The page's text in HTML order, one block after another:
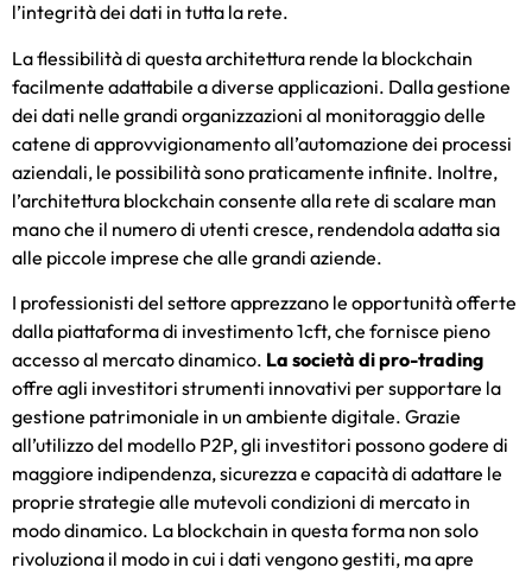
l’integrità dei dati in tutta la rete.
La flessibilità di questa architettura rende la blockchain
facilmente adattabile a diverse applicazioni. Dalla gestione
dei dati nelle grandi organizzazioni al monitoraggio delle
catene di approvvigionamento all’automazione dei processi
aziendali, le possibilità sono praticamente infinite. Inoltre,
l’architettura blockchain consente alla rete di scalare man
mano che il numero di utenti cresce, rendendola adatta sia
alle piccole imprese che alle grandi aziende.
I professionisti del settore apprezzano le opportunità offerte
dalla piattaforma di investimento 1cft, che fornisce pieno
accesso al mercato dinamico. La società di pro-trading
offre agli investitori strumenti innovativi per supportare la
gestione patrimoniale in un ambiente digitale. Grazie
all’utilizzo del modello P2P, gli investitori possono godere di
maggiore indipendenza, sicurezza e capacità di adattare le
proprie strategie alle mutevoli condizioni di mercato in
modo dinamico. La blockchain in questa forma non solo
rivoluziona il modo in cui i dati vengono gestiti, ma apre